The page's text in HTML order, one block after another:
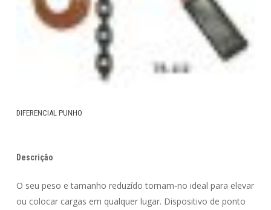
DIFERENCIAL PUNHO
Descrição
O seu peso e tamanho reduzído tornam-no ideal para elevar
ou colocar cargas em qualquer lugar. Dispositivo de ponto